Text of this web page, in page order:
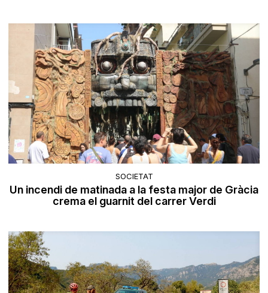
SOCIETAT
Un incendi de matinada a la festa major de Gràcia
crema el guarnit del carrer Verdi